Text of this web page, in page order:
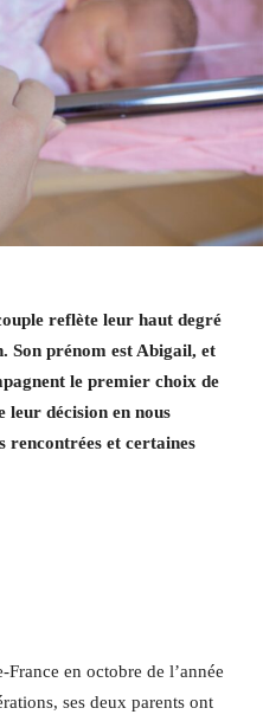
reflète leur haut degré
Son prénom est Abigail, et
le premier choix de
leur décision en nous
rencontrées et certaines
en octobre de l’année
ses deux parents ont